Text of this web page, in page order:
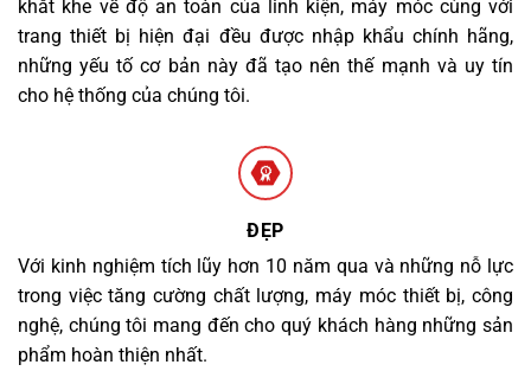
khắt khe về độ an toàn của linh kiện, máy móc cùng với
trang thiết bị hiện đại đều được nhập khẩu chính hãng,
những yếu tố cơ bản này đã tạo nên thế mạnh và uy tín
cho hệ thống của chúng tôi.
ĐẸP
Với kinh nghiệm tích lũy hơn 10 năm qua và những nỗ lực
trong việc tăng cường chất lượng, máy móc thiết bị, công
nghệ, chúng tôi mang đến cho quý khách hàng những sản
phẩm hoàn thiện nhất.